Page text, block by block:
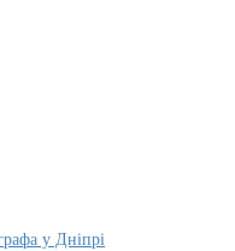
у Дніпрі